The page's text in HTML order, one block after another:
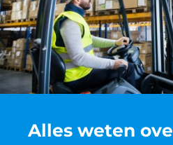
Alles weten